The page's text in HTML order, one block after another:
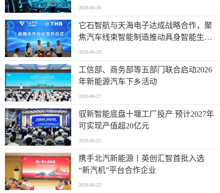
代
2026-06-30
它石智航与天海电子达成战略合作，聚
焦汽车线束智能制造推动具身智能生产
落地
2026-06-29
工信部、商务部等五部门联合启动2026
年新能源汽车下乡活动
2026-06-27
驭新智能底盘十堰工厂投产 预计2027年
可实现产值超20亿元
2026-06-25
携手北汽新能源丨英创汇智首批入选
“新汽机”平台合作企业
2026-06-22